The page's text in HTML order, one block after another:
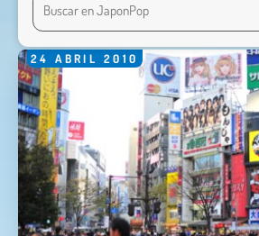
24 ABRIL 2010